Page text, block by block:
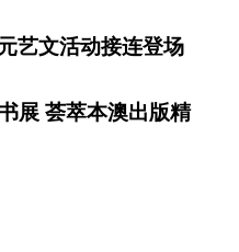
艺文活动接连登场
展 荟萃本澳出版精